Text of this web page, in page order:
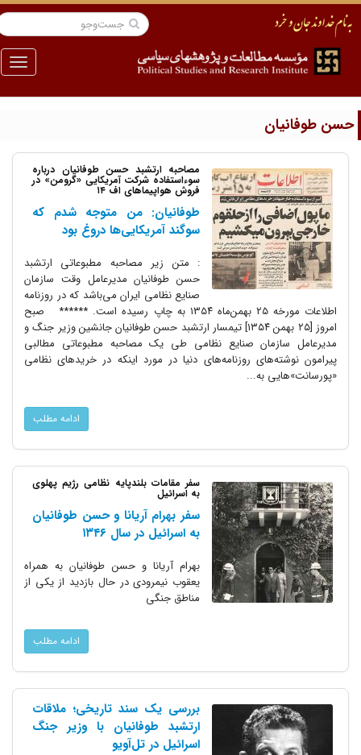
منو
طوفانیان
مصاحبه ارتشبد حسن طوفانیان درباره
سوء‌استفاده شرکت آمریکایی «گرومن» در
فروش هواپیماهای اف ۱۴
طوفانیان: من متوجه شدم که
سوگند آمریکایی‌ها دروغ بود
: متن زیر مصاحبه مطبوعاتی ارتشبد
حسن طوفانیان مدیرعامل وقت سازمان
صنایع نظامی ایران می‌باشد که در روزنامه
اطلاعات مورخه ۲۵ بهمن‌ماه ۱۳۵۴ به چاپ رسیده است. ****** صبح
امروز [۲۵ بهمن ۱۳۵۴] تیمسار ارتشبد حسن طوفانیان جانشین وزیر جنگ و
مدیرعامل سازمان صنایع نظامی طی یک مصاحبه مطبوعاتی مطالبی
پیرامون نوشته‌های روزنامه‌های دنیا در مورد اینکه در خریدهای نظامی
«پورسانت»‌هایی به...
ادامه مطلب
سفر مقامات بلندپایه نظامی رژیم پهلوی
به اسرائیل
سفر بهرام آریانا و حسن طوفانیان
به اسرائیل در سال ۱۳۴۶
بهرام آریانا و حسن طوفانیان به همراه
یعقوب نیمرودی در حال بازدید از یکی از
مناطق جنگی
ادامه مطلب
بررسی یک سند تاریخی؛ ملاقات
ارتشبد طوفانیان با وزیر جنگ
اسرائیل در تل‌آویو